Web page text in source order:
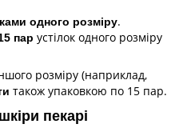
одного розміру.
пар устілок одного розміру
розміру (наприклад,
також упаковкою по 15 пар.
пекарі